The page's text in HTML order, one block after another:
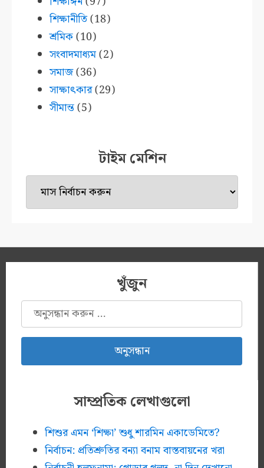
শিক্ষানীতি(18)
শ্রমিক(10)
সংবাদমাধ্যম(2)
সমাজ(36)
সাক্ষাৎকার(29)
সীমান্ত(5)
টাইম মেশিন
টাইম
মেশিন
খুঁজুন
অনুসন্ধানঃ
সাম্প্রতিক লেখাগুলো
শিশুর এমন ‘শিক্ষা’ শুধু শারমিন একাডেমিতে?
নির্বাচন: প্রতিশ্রুতির বন্যা বনাম বাস্তবায়নের খরা